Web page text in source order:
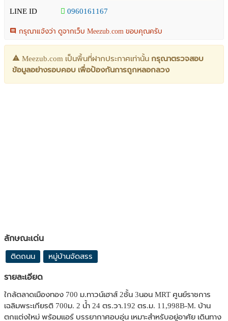
LINE ID 0960161167
กรุณาแจ้งว่า ดูจากเว็บ Meezub.com ขอบคุณครับ
Meezub.com เป็นพื้นที่ฝากประกาศเท่านั้น กรุณาตรวจสอบ
ข้อมูลอย่างรอบคอบ เพื่อป้องกันการถูกหลอกลวง
ลักษณะเด่น
ติดถนน หมู่บ้านจัดสรร
รายละเอียด
ใกล้ตลาดเมืองทอง 700 ม.ทาวน์เฮาส์ 2ชั้น 3นอน MRT ศูนย์ราชการ
เฉลิมพระเกียรติ 700ม. 2 น้ำ 24 ตร.วา.192 ตร.ม. 11,998B-M. บ้าน
ตกแต่งใหม่ พร้อมแอร์ บรรยากาศอบอุ่น เหมาะสำหรับอยู่อาศัย เดินทาง